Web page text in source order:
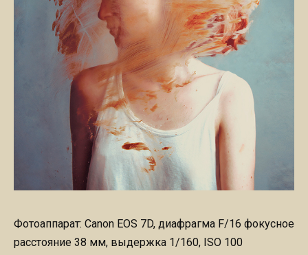
Фотоаппарат: Canon EOS 7D, диафрагма F/16 фокусное
расстояние 38 мм, выдержка 1/160, ISO 100